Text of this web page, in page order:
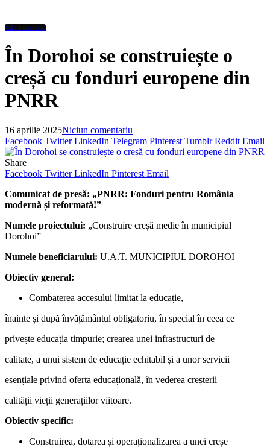
Administratie
În Dorohoi se construiește o
creșă cu fonduri europene din
PNRR
16 aprilie 2025Niciun comentariu
Facebook Twitter LinkedIn Telegram Pinterest Tumblr Reddit Email
Share
Facebook Twitter LinkedIn Pinterest Email
Comunicat de presă: „PNRR: Fonduri pentru România
modernă și reformată!”
Numele proiectului: „Construire creșă medie în municipiul
Dorohoi”
Numele beneficiarului: U.A.T. MUNICIPIUL DOROHOI
Obiectiv general:
Combaterea accesului limitat la educație,
înainte și după învățământul obligatoriu, în special în ceea ce
privește educația timpurie; crearea unei infrastructuri de
calitate, a unui sistem de educație echitabil și a unor servicii
esențiale privind oferta educațională, în vederea creșterii
calității vieții generațiilor viitoare.
Obiectiv specific:
Construirea, dotarea și operaționalizarea a unei creșe